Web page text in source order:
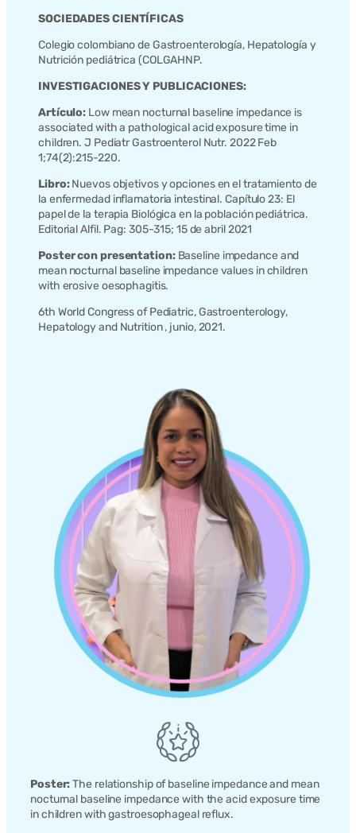
SOCIEDADES CIENTÍFICAS
Colegio colombiano de Gastroenterología, Hepatología y
Nutrición pediátrica (COLGAHNP.
INVESTIGACIONES Y PUBLICACIONES:
Artículo: Low mean nocturnal baseline impedance is
associated with a pathological acid exposure time in
children. J Pediatr Gastroenterol Nutr. 2022 Feb
1;74(2):215-220.
Libro:Nuevos objetivos y opciones en el tratamiento de
la enfermedad inflamatoria intestinal. Capítulo 23: El
papel de la terapia Biológica en la población pediátrica.
Editorial Alfil. Pag: 305-315; 15 de abril 2021
Poster con presentation:Baseline impedance and
mean nocturnal baseline impedance values in children
with erosive oesophagitis.
6th World Congress of Pediatric, Gastroenterology,
Hepatology and Nutrition , junio, 2021.
Poster:The relationship of baseline impedance and mean
nocturnal baseline impedance with the acid exposure time
in children with gastroesophageal reflux.